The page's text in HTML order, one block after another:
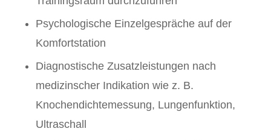
Psychologische Einzelgespräche auf der
Komfortstation
Diagnostische Zusatzleistungen nach
medizinscher Indikation wie z. B.
Knochendichtemessung, Lungenfunktion,
Ultraschall